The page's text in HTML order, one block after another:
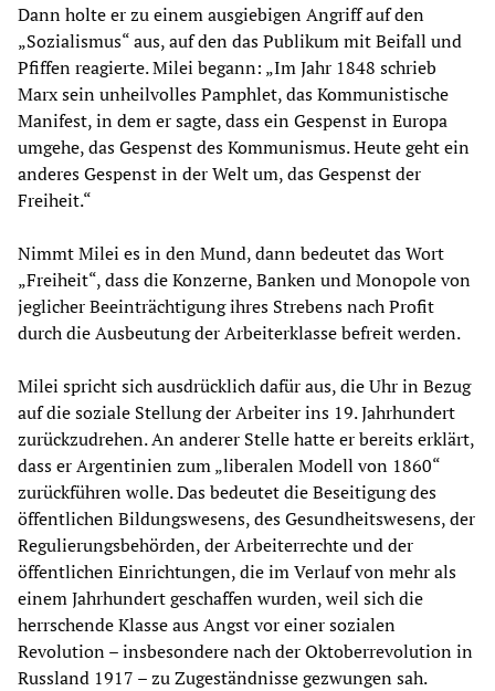
Dann holte er zu einem ausgiebigen Angriff auf den
„Sozialismus“ aus, auf den das Publikum mit Beifall und
Pfiffen reagierte. Milei begann: „Im Jahr 1848 schrieb
Marx sein unheilvolles Pamphlet, das Kommunistische
Manifest, in dem er sagte, dass ein Gespenst in Europa
umgehe, das Gespenst des Kommunismus. Heute geht ein
anderes Gespenst in der Welt um, das Gespenst der
Freiheit.“
Nimmt Milei es in den Mund, dann bedeutet das Wort
„Freiheit“, dass die Konzerne, Banken und Monopole von
jeglicher Beeinträchtigung ihres Strebens nach Profit
durch die Ausbeutung der Arbeiterklasse befreit werden.
Milei spricht sich ausdrücklich dafür aus, die Uhr in Bezug
auf die soziale Stellung der Arbeiter ins 19. Jahrhundert
zurückzudrehen. An anderer Stelle hatte er bereits erklärt,
dass er Argentinien zum „liberalen Modell von 1860“
zurückführen wolle. Das bedeutet die Beseitigung des
öffentlichen Bildungswesens, des Gesundheitswesens, der
Regulierungsbehörden, der Arbeiterrechte und der
öffentlichen Einrichtungen, die im Verlauf von mehr als
einem Jahrhundert geschaffen wurden, weil sich die
herrschende Klasse aus Angst vor einer sozialen
Revolution – insbesondere nach der Oktoberrevolution in
Russland 1917 – zu Zugeständnisse gezwungen sah.